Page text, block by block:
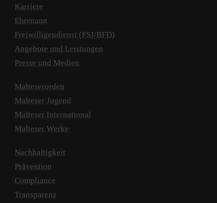
Karriere
Ehrenamt
Freiwilligendienst (FSJ/BFD)
Angebote und Leistungen
Presse und Medien
Malteserorden
Malteser Jugend
Malteser International
Malteser Werke
Nachhaltigkeit
Prävention
Compliance
Transparenz